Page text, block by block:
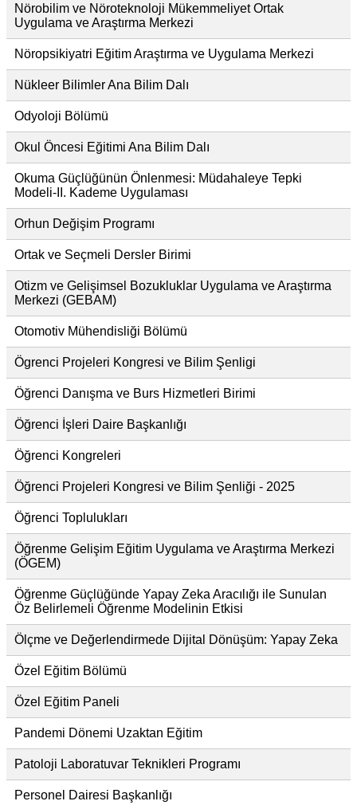
Nörobilim ve Nöroteknoloji Mükemmeliyet Ortak
Uygulama ve Araştırma Merkezi
Nöropsikiyatri Eğitim Araştırma ve Uygulama Merkezi
Nükleer Bilimler Ana Bilim Dalı
Odyoloji Bölümü
Okul Öncesi Eğitimi Ana Bilim Dalı
Okuma Güçlüğünün Önlenmesi: Müdahaleye Tepki
Modeli-II. Kademe Uygulaması
Orhun Değişim Programı
Ortak ve Seçmeli Dersler Birimi
Otizm ve Gelişimsel Bozukluklar Uygulama ve Araştırma
Merkezi (GEBAM)
Otomotiv Mühendisliği Bölümü
Ögrenci Projeleri Kongresi ve Bilim Şenligi
Öğrenci Danışma ve Burs Hizmetleri Birimi
Öğrenci İşleri Daire Başkanlığı
Öğrenci Kongreleri
Öğrenci Projeleri Kongresi ve Bilim Şenliği - 2025
Öğrenci Toplulukları
Öğrenme Gelişim Eğitim Uygulama ve Araştırma Merkezi
(ÖGEM)
Öğrenme Güçlüğünde Yapay Zeka Aracılığı ile Sunulan
Öz Belirlemeli Öğrenme Modelinin Etkisi
Ölçme ve Değerlendirmede Dijital Dönüşüm: Yapay Zeka
Özel Eğitim Bölümü
Özel Eğitim Paneli
Pandemi Dönemi Uzaktan Eğitim
Patoloji Laboratuvar Teknikleri Programı
Personel Dairesi Başkanlığı